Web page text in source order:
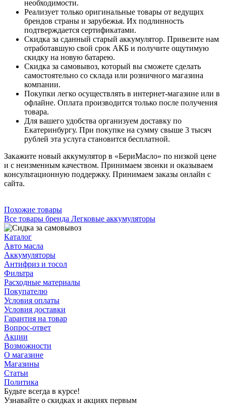
необходимости.
Реализует только оригинальные товары от ведущих
брендов страны и зарубежья. Их подлинность
подтверждается сертификатами.
Скидка за сданный старый аккумулятор. Привезите нам
отработавшую свой срок АКБ и получите ощутимую
скидку на новую батарею.
Скидка за самовывоз, который вы сможете сделать
самостоятельно со склада или розничного магазина
компании.
Покупки легко осуществлять в интернет-магазине или в
офлайне. Оплата производится только после получения
товара.
Для вашего удобства организуем доставку по
Екатеринбургу. При покупке на сумму свыше 3 тысяч
рублей эта услуга становится бесплатной.
Закажите новый аккумулятор в «БериМасло» по низкой цене
и с неизменным качеством. Принимаем звонки и оказываем
консультационную поддержку. Принимаем заказы онлайн с
сайта.
Похожие товары
Все товары бренда Легковые аккумуляторы
Каталог
Авто масла
Аккумуляторы
Антифриз и тосол
Фильтра
Расходные материалы
Покупателю
Условия оплаты
Условия доставки
Гарантия на товар
Вопрос-ответ
Акции
Возможности
О магазине
Магазины
Статьи
Политика
Будьте всегда в курсе!
Узнавайте о скидках и акциях первым